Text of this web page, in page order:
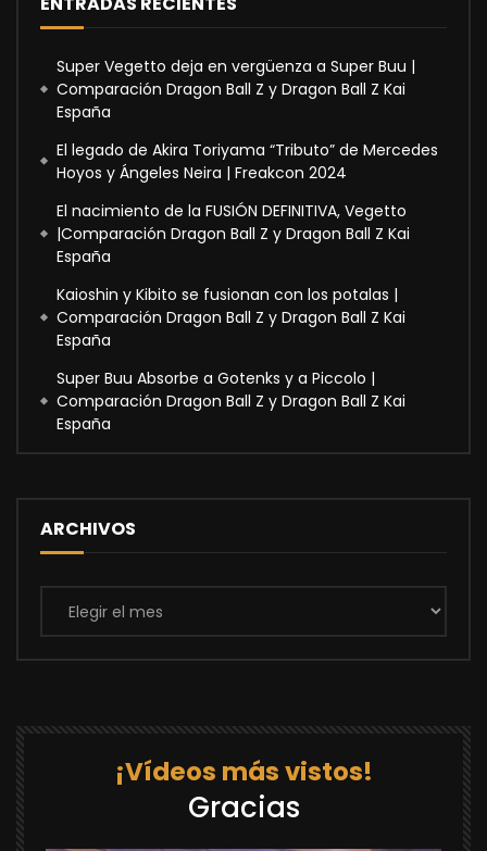
Super Vegetto deja en vergüenza a Super Buu |
Comparación Dragon Ball Z y Dragon Ball Z Kai
España
El legado de Akira Toriyama “Tributo” de Mercedes
Hoyos y Ángeles Neira | Freakcon 2024
El nacimiento de la FUSIÓN DEFINITIVA, Vegetto
|Comparación Dragon Ball Z y Dragon Ball Z Kai
España
Kaioshin y Kibito se fusionan con los potalas |
Comparación Dragon Ball Z y Dragon Ball Z Kai
España
Super Buu Absorbe a Gotenks y a Piccolo |
Comparación Dragon Ball Z y Dragon Ball Z Kai
España
ARCHIVOS
Archivos
¡Vídeos más vistos!
Gracias